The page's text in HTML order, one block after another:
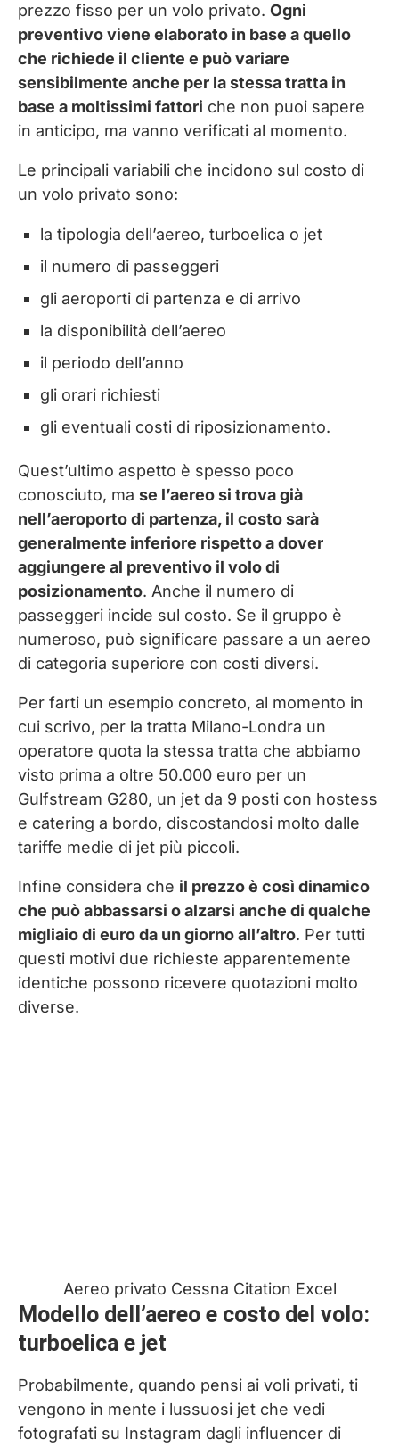
prezzo fisso per un volo privato. Ogni
preventivo viene elaborato in base a quello
che richiede il cliente e può variare
sensibilmente anche per la stessa tratta in
base a moltissimi fattori che non puoi sapere
in anticipo, ma vanno verificati al momento.
Le principali variabili che incidono sul costo di
un volo privato sono:
la tipologia dell’aereo, turboelica o jet
il numero di passeggeri
gli aeroporti di partenza e di arrivo
la disponibilità dell’aereo
il periodo dell’anno
gli orari richiesti
gli eventuali costi di riposizionamento.
Quest’ultimo aspetto è spesso poco
conosciuto, ma se l’aereo si trova già
nell’aeroporto di partenza, il costo sarà
generalmente inferiore rispetto a dover
aggiungere al preventivo il volo di
posizionamento. Anche il numero di
passeggeri incide sul costo. Se il gruppo è
numeroso, può significare passare a un aereo
di categoria superiore con costi diversi.
Per farti un esempio concreto, al momento in
cui scrivo, per la tratta Milano-Londra un
operatore quota la stessa tratta che abbiamo
visto prima a oltre 50.000 euro per un
Gulfstream G280, un jet da 9 posti con hostess
e catering a bordo, discostandosi molto dalle
tariffe medie di jet più piccoli.
Infine considera che il prezzo è così dinamico
che può abbassarsi o alzarsi anche di qualche
migliaio di euro da un giorno all’altro. Per tutti
questi motivi due richieste apparentemente
identiche possono ricevere quotazioni molto
diverse.
Aereo privato Cessna Citation Excel
Modello dell’aereo e costo del volo:
turboelica e jet
Probabilmente, quando pensi ai voli privati, ti
vengono in mente i lussuosi jet che vedi
fotografati su Instagram dagli influencer di